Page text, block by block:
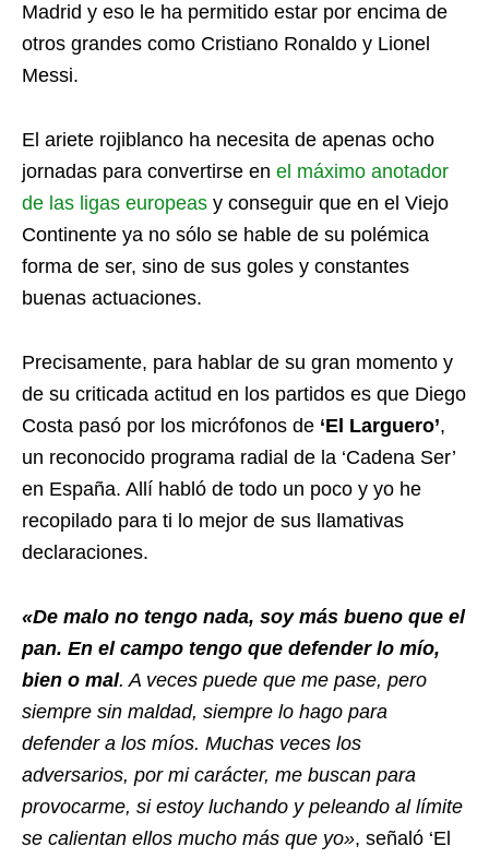
Madrid y eso le ha permitido estar por encima de
otros grandes como Cristiano Ronaldo y Lionel
Messi.
El ariete rojiblanco ha necesita de apenas ocho
jornadas para convertirse en el máximo anotador
de las ligas europeas y conseguir que en el Viejo
Continente ya no sólo se hable de su polémica
forma de ser, sino de sus goles y constantes
buenas actuaciones.
Precisamente, para hablar de su gran momento y
de su criticada actitud en los partidos es que Diego
Costa pasó por los micrófonos de ‘El Larguero’,
un reconocido programa radial de la ‘Cadena Ser’
en España. Allí habló de todo un poco y yo he
recopilado para ti lo mejor de sus llamativas
declaraciones.
«De malo no tengo nada, soy más bueno que el
pan. En el campo tengo que defender lo mío,
bien o mal. A veces puede que me pase, pero
siempre sin maldad, siempre lo hago para
defender a los míos. Muchas veces los
adversarios, por mi carácter, me buscan para
provocarme, si estoy luchando y peleando al límite
se calientan ellos mucho más que yo», señaló ‘El